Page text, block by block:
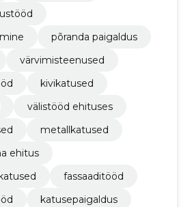
põranda paigaldus
värvimisteenused
kivikatused
välistööd ehituses
metallkatused
ehitus
fassaaditööd
katusepaigaldus